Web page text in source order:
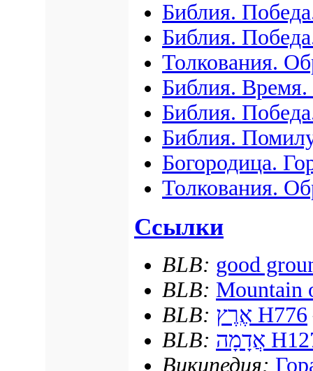
Библия.
Библия.
Толкования.
Библия.
Библия.
Библия.
Богородица.
Толкования.
Ссылки
BLB: good
BLB: Mountain
BLB: אֶרֶץ H776
BLB: אֲדָמָה
Википедия: